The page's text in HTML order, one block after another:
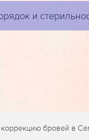
и
коррекцию бровей в